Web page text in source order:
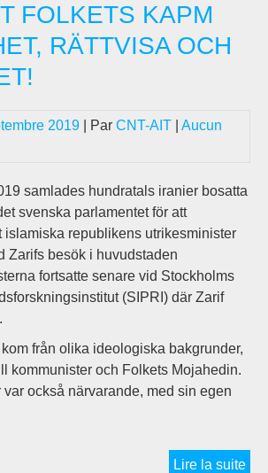
FOLKETS KAPM
RÄTTVISA OCH
2019 | Par CNT-AIT
Aucun
samlades hundratals iranier bosatta
svenska parlamentet för att
islamiska republikens utrikesminister
Zarifs besök i huvudstaden
fortsatte senare vid Stockholms
(SIPRI) där Zarif
från olika ideologiska bakgrunder,
kommunister och Folkets Mojahedin.
var också närvarande, med sin egen
Lire la suite